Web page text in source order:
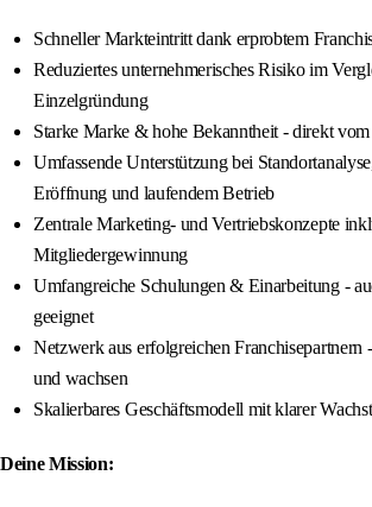
Schneller Markteintritt dank erprobtem
Reduziertes unternehmerisches Risiko im
Einzelgründung
Starke Marke & hohe Bekanntheit - direkt
Umfassende Unterstützung bei
Eröffnung und laufendem Betrieb
Zentrale Marketing- und Vertriebskonzepte
Mitgliedergewinnung
Umfangreiche Schulungen & Einarbeitung -
geeignet
Netzwerk aus erfolgreichen Franchisepartnern
und wachsen
Skalierbares Geschäftsmodell mit klarer
Deine Mission: